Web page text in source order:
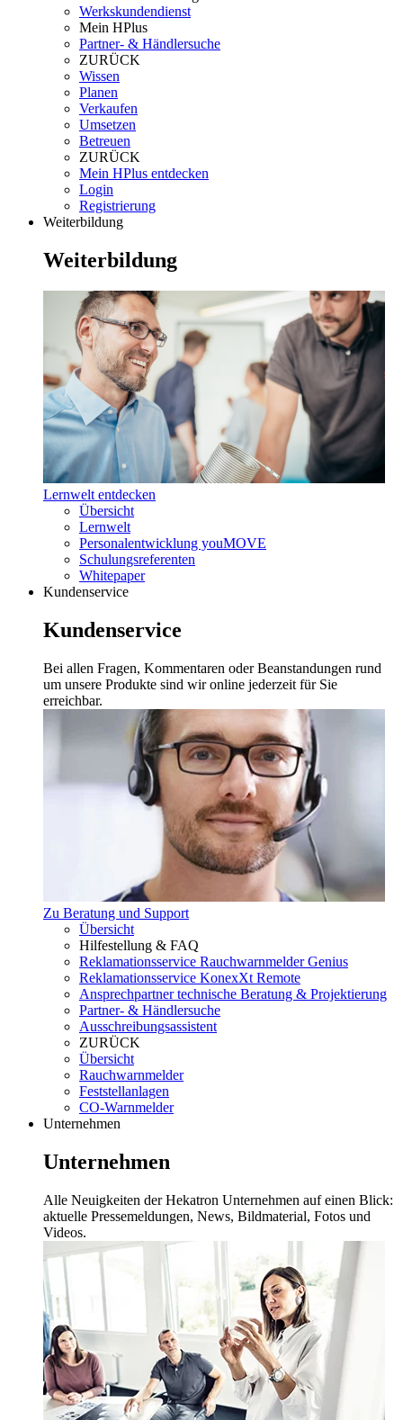
Werkskundendienst
Mein HPlus
Partner- & Händlersuche
ZURÜCK
Wissen
Planen
Verkaufen
Umsetzen
Betreuen
ZURÜCK
Mein HPlus entdecken
Login
Registrierung
Weiterbildung
Weiterbildung
Lernwelt entdecken
Übersicht
Lernwelt
Personalentwicklung youMOVE
Schulungsreferenten
Whitepaper
Kundenservice
Kundenservice
Bei allen Fragen, Kommentaren oder Beanstandungen rund
um unsere Produkte sind wir online jederzeit für Sie
erreichbar.
Zu Beratung und Support
Übersicht
Hilfestellung & FAQ
Reklamationsservice Rauchwarnmelder Genius
Reklamationsservice KonexXt Remote
Ansprechpartner technische Beratung & Projektierung
Partner- & Händlersuche
Ausschreibungsassistent
ZURÜCK
Übersicht
Rauchwarnmelder
Feststellanlagen
CO-Warnmelder
Unternehmen
Unternehmen
Alle Neuigkeiten der Hekatron Unternehmen auf einen Blick:
aktuelle Pressemeldungen, News, Bildmaterial, Fotos und
Videos.